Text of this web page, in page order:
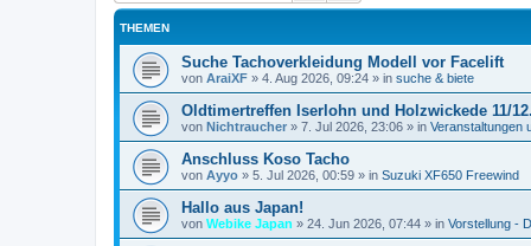
THEMEN
Suche Tachoverkleidung Modell vor Facelift
von AraiXF » 4. Aug 2026, 09:24 » in suche & biete
Oldtimertreffen Iserlohn und Holzwickede 11/
von Nichtraucher » 7. Jul 2026, 23:06 » in Veranstaltungen
Anschluss Koso Tacho
von Ayyo » 5. Jul 2026, 00:59 » in Suzuki XF650 Freewind
Hallo aus Japan!
von Webike Japan » 24. Jun 2026, 07:44 » in Vorstellung -